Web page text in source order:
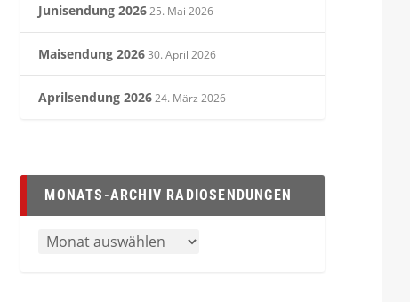
Junisendung 2026 25. Mai 2026
Maisendung 2026 30. April 2026
Aprilsendung 2026 24. März 2026
MONATS-ARCHIV RADIOSENDUNGEN